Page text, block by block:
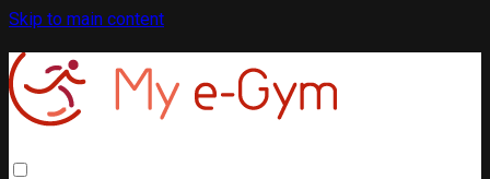
Skip to main content